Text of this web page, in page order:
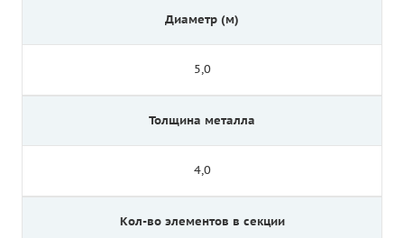
Диаметр (м)
5,0
Толщина металла
4,0
Кол-во элементов в секции